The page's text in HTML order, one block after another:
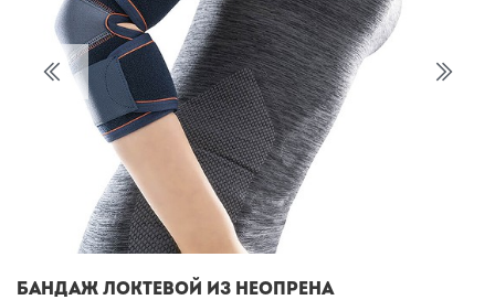
Бандаж локтевой из неопрена